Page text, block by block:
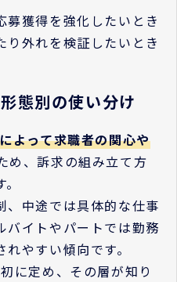
募獲得を強化したいとき
外れを検証したいとき
態別の使い分け
よって求職者の関心や
め、訴求の組み立て方
、中途では具体的な仕事
バイトやパートでは勤務
やすい傾向です。
に定め、その層が知り